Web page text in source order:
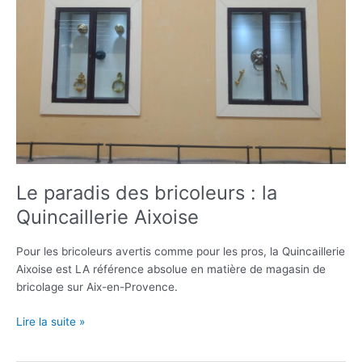
Le paradis des bricoleurs : la
Quincaillerie Aixoise
Pour les bricoleurs avertis comme pour les pros, la Quincaillerie
Aixoise est LA référence absolue en matière de magasin de
bricolage sur Aix-en-Provence.
Le
Lire la suite »